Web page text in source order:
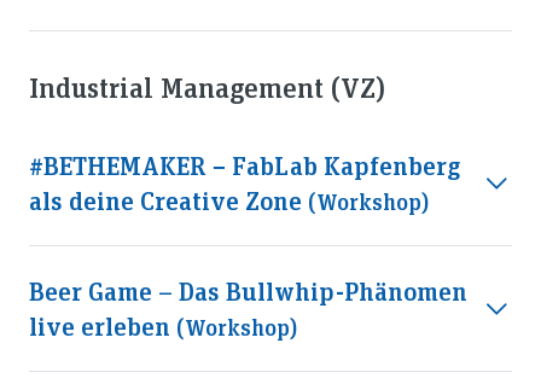
Industrial Management (VZ)
#BETHEMAKER − FabLab Kapfenberg
als deine Creative Zone (workshop)
Beer Game – Das Bullwhip-Phänomen
live erleben (workshop)